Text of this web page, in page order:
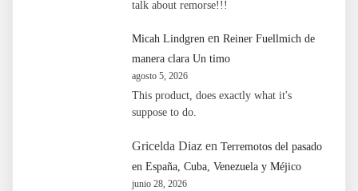
talk about remorse!!!
Micah Lindgren en Reiner Fuellmich de
manera clara Un timo
agosto 5, 2026
This product, does exactly what it's
suppose to do.
Gricelda Diaz en Terremotos del pasado
en España, Cuba, Venezuela y Méjico
junio 28, 2026